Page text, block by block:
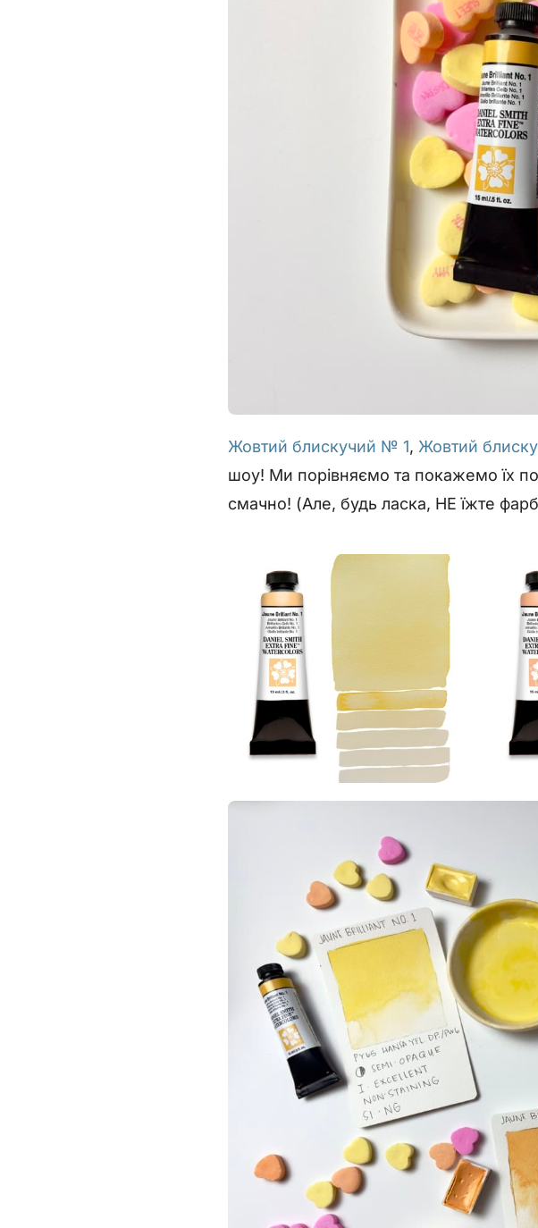
Жовтий блискучий № 1,Жовтий
шоу! Ми порівняємо та покажемо їх
смачно! (Але, будь ласка, НЕ їжте